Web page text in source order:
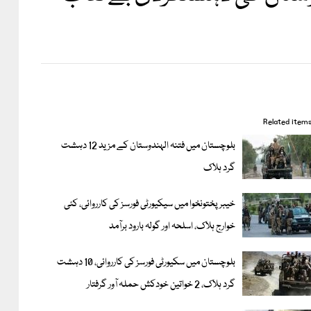
Related items
بلوچستان میں فتنہ الہندوستان کے مزید 12 دہشت
گرد ہلاک
خیبر پختونخوا میں سیکیورٹی فورسز کی کارروائی، کئی
خوارج ہلاک، اسلحہ اور گولہ بارود برآمد
بلوچستان میں سکیورٹی فورسز کی کارروائی، 10 دہشت
گرد ہلاک، 2 خواتین خودکش حملہ آور گرفتار